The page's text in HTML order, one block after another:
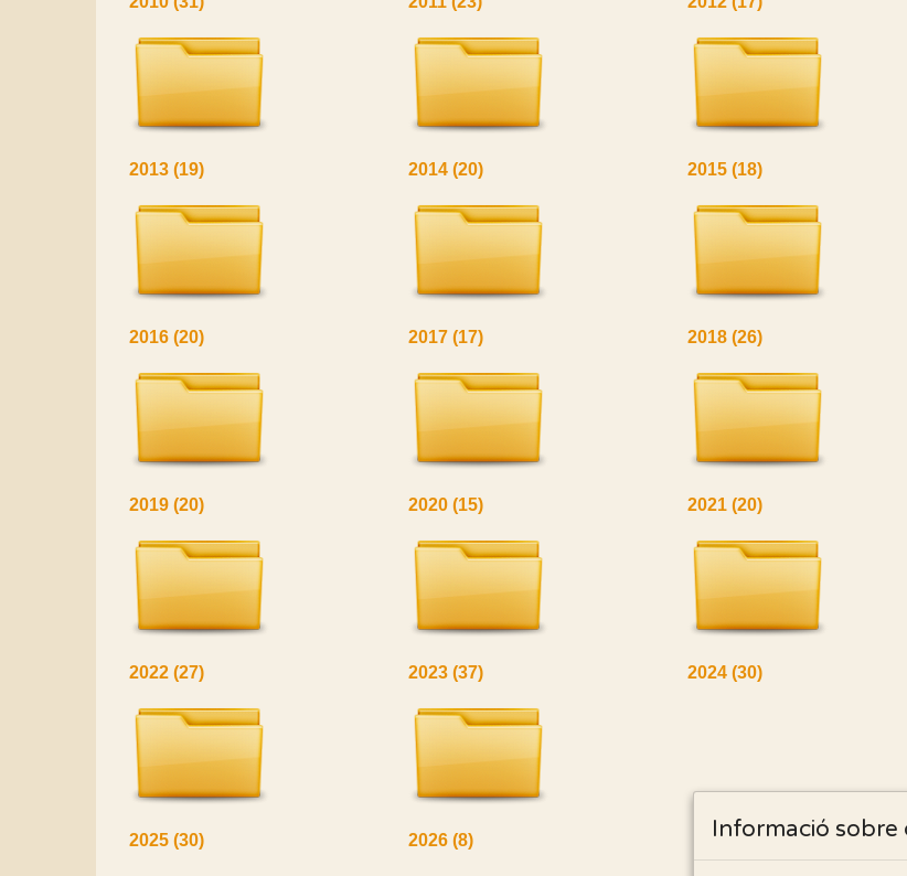
2013 (19) 2014 (20) 2015 (18)
2016 (20) 2017 (17) 2018 (26)
2019 (20) 2020 (15) 2021 (20)
2022 (27) 2023 (37) 2024 (30)
2025 (30) 2026 (8) Informació sobre